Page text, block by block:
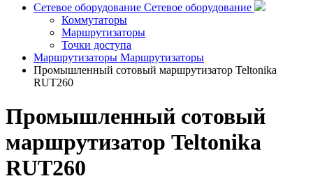
Сетевое оборудование Сетевое оборудование
Коммутаторы
Маршрутизаторы
Точки доступа
Маршрутизаторы Маршрутизаторы
Промышленный сотовый маршрутизатор Teltonika
RUT260
Промышленный сотовый
маршрутизатор Teltonika
RUT260